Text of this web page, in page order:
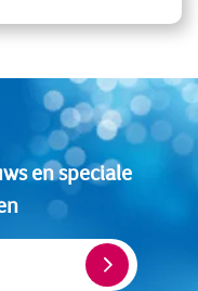
en speciale